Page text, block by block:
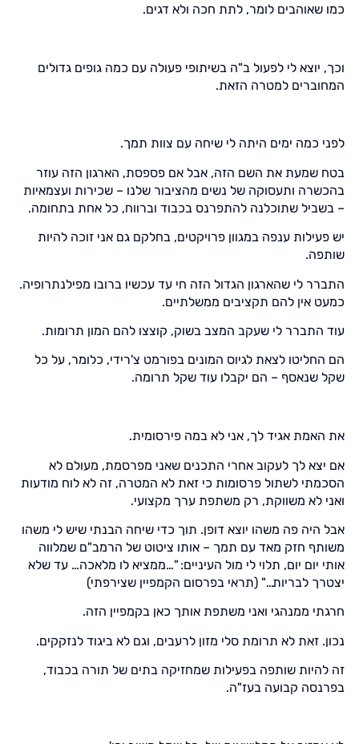
כמו שאוהבים לומר, לתת חכה ולא דגים.
וכך, יוצא לי לפעול ב"ה בשיתופי פעולה עם כמה גופים גדולים
המחוברים למטרה הזאת.
לפני כמה ימים היתה לי שיחה עם צוות תמך.
בטח שמעת את השם הזה, אבל אם פספסת, הארגון הזה עוזר
בהכשרה ותעסוקה של נשים מהציבור שלנו – שכירות ועצמאיות
– בשביל שתוכלנה להתפרנס בכבוד וברווח, כל אחת בתחומה.
יש פעילות ענפה במגוון פרויקטים, בחלקם גם אני זוכה להיות
שותפה.
התברר לי שהארגון הגדול הזה חי עד עכשיו ברובו מפילנתרופיה.
כמעט אין להם תקציבים ממשלתיים.
עוד התברר לי שעקב המצב בשוק, קוצצו להם המון תרומות.
הם החליטו לצאת לגיוס המונים בפורמט צ'רידי, כלומר, על כל
שקל שנאסף – הם יקבלו עוד שקל תרומה.
את האמת אגיד לך, אני לא במה פירסומית.
אם יצא לך לעקוב אחרי התכנים שאני מפרסמת, מעולם לא
הסכמתי לשתול פרסומות כי זאת לא המטרה, זה לא לוח מודעות
ואני לא משווקת, רק משתפת ערך מקצועי.
אבל היה פה משהו יוצא דופן. תוך כדי שיחה הבנתי שיש לי משהו
משותף חזק מאד עם תמך – אותו ציטוט של הרמב"ם שמלווה
אותי יום יום, תלוי לי מול העיניים: "…ממציא לו מלאכה… עד שלא
יצטרך לבריות…" (תראי בפרסום הקמפיין שצירפתי)
חרגתי ממנהגי ואני משתפת אותך כאן בקמפיין הזה.
נכון. זאת לא תרומת סלי מזון לרעבים, וגם לא ביגוד לנזקקים.
זה להיות שותפה בפעילות שמחזיקה בתים של תורה בכבוד,
בפרנסה קבועה בעז"ה.